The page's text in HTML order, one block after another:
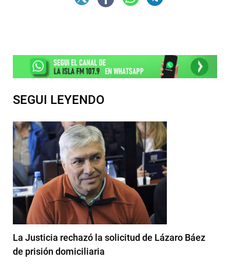
SEGUI LEYENDO
La Justicia rechazó la solicitud de Lázaro Báez
de prisión domiciliaria